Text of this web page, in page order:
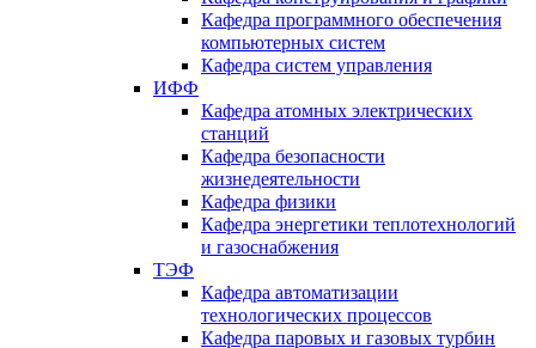
Кафедра программного обеспечения
компьютерных систем
Кафедра систем управления
ИФФ
Кафедра атомных электрических
станций
Кафедра безопасности
жизнедеятельности
Кафедра физики
Кафедра энергетики теплотехнологий
и газоснабжения
ТЭФ
Кафедра автоматизации
технологических процессов
Кафедра паровых и газовых турбин